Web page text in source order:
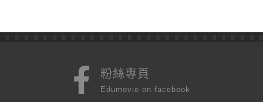
粉絲專頁
Edumovie on facebook